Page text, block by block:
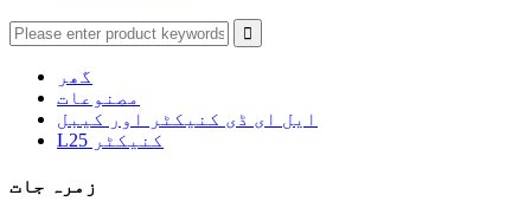
گھر
مصنوعات
ایل ای ڈی کنیکٹر اور کیبل
L25 کنیکٹر
زمرہ جات